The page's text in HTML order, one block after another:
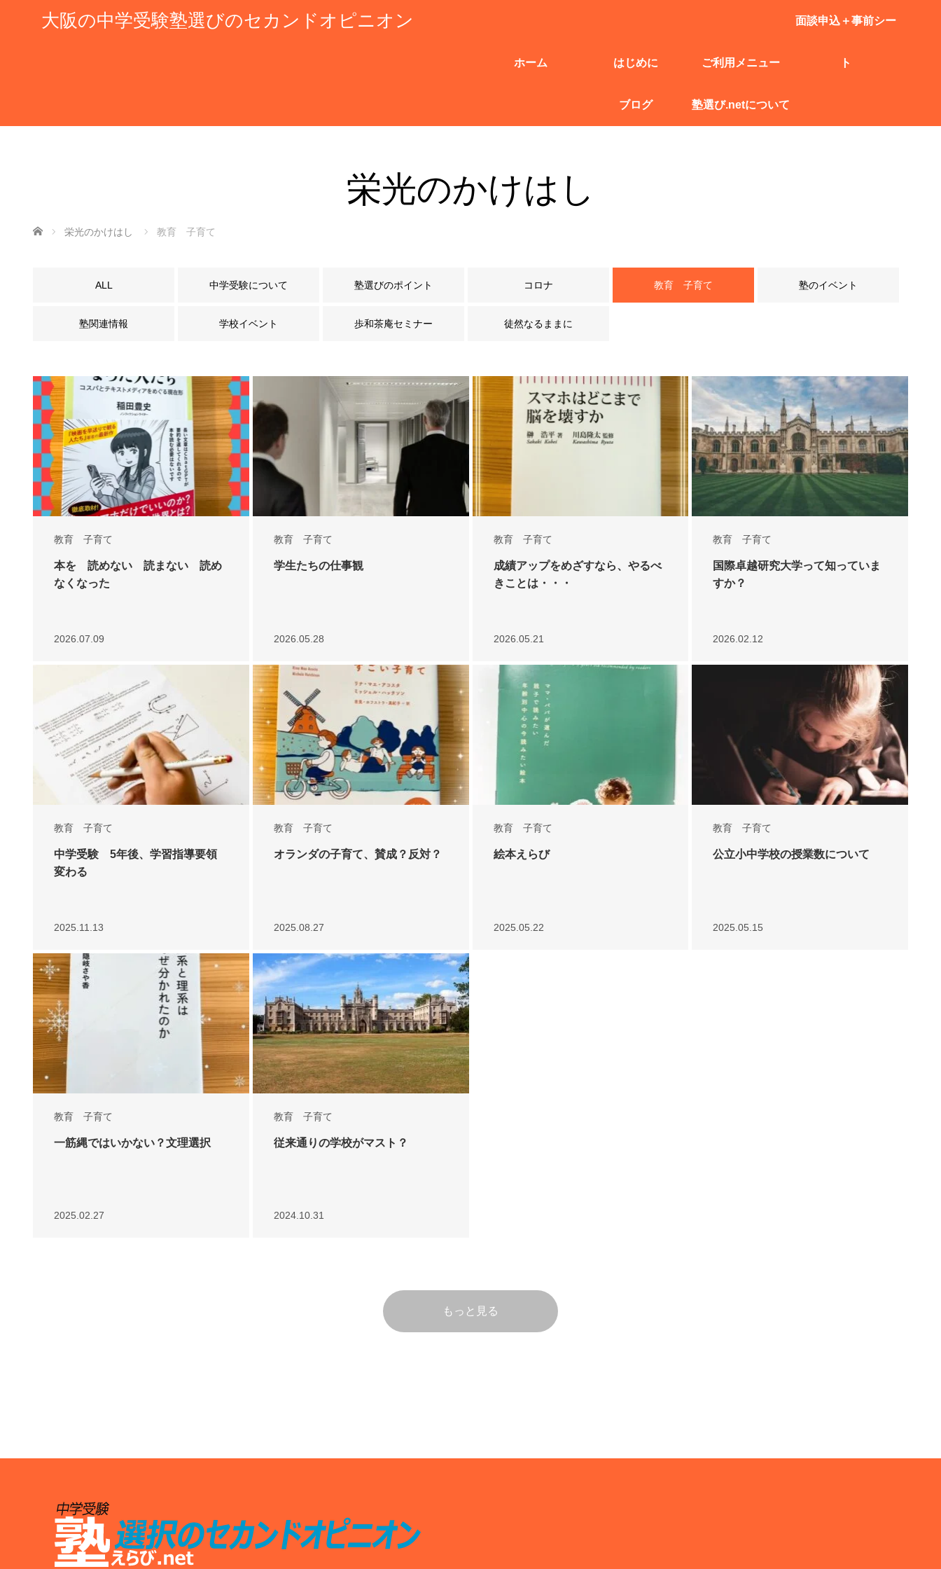
大阪の中学受験塾選びのセカンドオピニオン
ホーム はじめに ご利用メニュー
面談申込＋事前シー
ト
ブログ 塾選び.netについて
栄光のかけはし
ホーム 栄光のかけはし 教育 子育て
ALL 中学受験について 塾選びのポイント コロナ 教育 子育て 塾のイベント
塾関連情報 学校イベント 歩和茶庵セミナー 徒然なるままに
教育 子育て
本を 読めない 読まない 読め
なくなった
2026.07.09
教育 子育て
学生たちの仕事観
2026.05.28
教育 子育て
成績アップをめざすなら、やるべ
きことは・・・
2026.05.21
教育 子育て
国際卓越研究大学って知っていま
すか？
2026.02.12
教育 子育て
中学受験 5年後、学習指導要領
変わる
2025.11.13
教育 子育て
オランダの子育て、賛成？反対？
2025.08.27
教育 子育て
絵本えらび
2025.05.22
教育 子育て
公立小中学校の授業数について
2025.05.15
教育 子育て
一筋縄ではいかない？文理選択
2025.02.27
教育 子育て
従来通りの学校がマスト？
2024.10.31
もっと見る